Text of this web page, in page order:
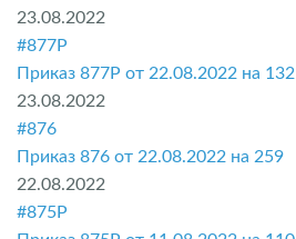
23.08.2022
#877P
Приказ 877P от 22.08.2022 на 132
23.08.2022
#876
Приказ 876 от 22.08.2022 на 259
22.08.2022
#875P